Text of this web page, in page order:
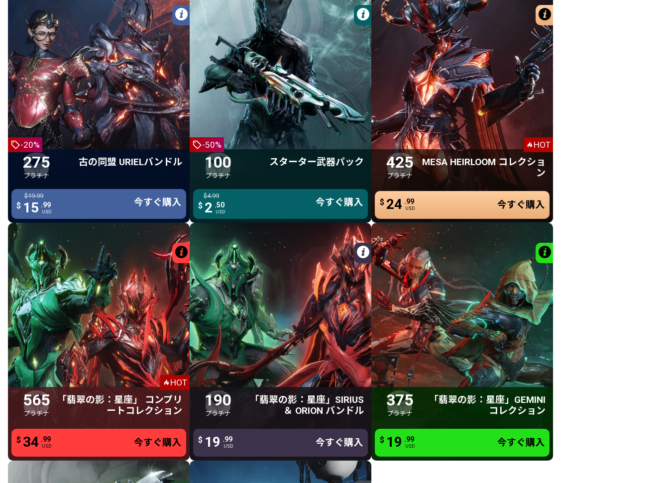
ハッチリング
Grand Carnus スリーブ
Grand Carnus グリーブ
Grand Carnus レガリア
Harrowing Spire
インフェルナム玉座
3日間 アフィニティ ブースター
7日間 リソース ブースター
-20%
275
プラチナ
古の同盟 URIELバンドル
今すぐ購入
$19.99
$ 15 .99
USD
275 プラチナ
古の同盟 URIELバンドル
275 プラチナ
Uriel
Vinquibus
Grand Carnus フード
Grand Carnus グリーブ
Grand Carnus レガリア
Harrowing Spire
インフェルナム玉座
3日間 アフィニティ ブースター
今すぐ購入
$19.99
$
15
.99
-50%
100
プラチナ
スターター武器パック
今すぐ購入
$4.99
$ 2 .50
USD
詳細
100 プラチナ
Aeolak
スターター武器パック
100 プラチナ
Aeolak
Serration
今すぐ購入
$4.99
$
2
.50
HOT
425
プラチナ
MESA HEIRLOOM コレクショ
ン
今すぐ購入
$ 24 .99
USD
425 プラチナ
Mesa Heirloom スキン
Mesa Heirloom シグナ
MESA HEIRLOOM コレクション
425 プラチナ
Mesa Heirloom スキン
Mesa Heirloom シグナ
Mesa Heirloom カラーパレット
Mesa Heirloom シジル
Mesa Heirloom プレックス
今すぐ購入 $
24
.99
USD
HOT
565
プラチナ
「翡翠の影：星座」 コンプリ
ートコレクション
今すぐ購入
$ 34 .99
USD
詳細
565 プラチナ
「翡翠の影：星座」 コンプリートコレ
クション
565 プラチナ
Sirius & Orion
Pride
Wrath
「翡翠の影：星座」フュージョンディスプレイ
ツインゆりかご デコレーション
今すぐ購入 $
34
.99
USD
190
プラチナ
「翡翠の影：星座」SIRIUS
＆ ORION バンドル
今すぐ購入
$ 19 .99
USD
詳細
190 プラチナ
Sirius & Orion
「翡翠の影：星座」SIRIUS ＆ ORION
バンドル
190 プラチナ
Sirius & Orion
Pride
Wrath
「翡翠の影：星座」フュージョンディスプレイ
今すぐ購入 $
19
.99
USD
375
プラチナ
「翡翠の影：星座」GEMINI
コレクション
今すぐ購入
$ 19 .99
USD
375 プラチナ
Ryoku Gemini スキン
Vena Gemini スキン
「翡翠の影：星座」GEMINI コレクショ
ン
375 プラチナ
Ryoku Gemini スキン
Vena Gemini スキン
今すぐ購入 $
19
.99
USD